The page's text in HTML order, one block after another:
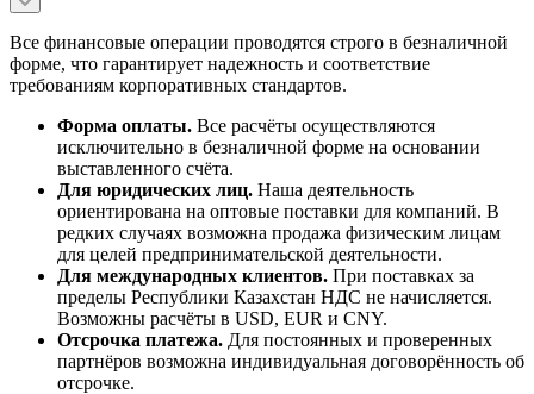
Все финансовые операции проводятся строго в безналичной
форме, что гарантирует надежность и соответствие
требованиям корпоративных стандартов.
Форма оплаты. Все расчёты осуществляются
исключительно в безналичной форме на основании
выставленного счёта.
Для юридических лиц. Наша деятельность
ориентирована на оптовые поставки для компаний. В
редких случаях возможна продажа физическим лицам
для целей предпринимательской деятельности.
Для международных клиентов. При поставках за
пределы Республики Казахстан НДС не начисляется.
Возможны расчёты в USD, EUR и CNY.
Отсрочка платежа. Для постоянных и проверенных
партнёров возможна индивидуальная договорённость об
отсрочке.